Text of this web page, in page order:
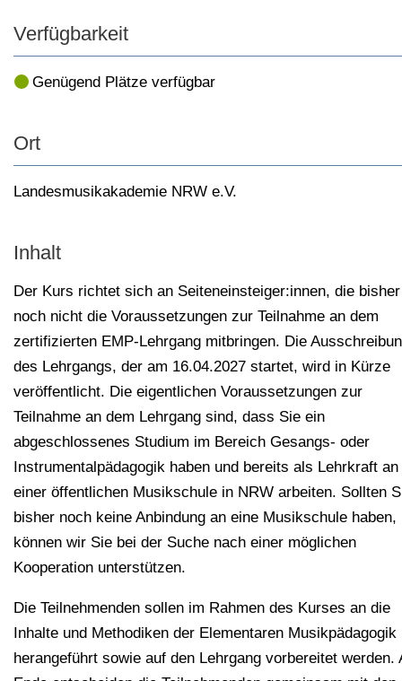
Verfügbarkeit
Genügend Plätze verfügbar
Ort
Landesmusikakademie NRW e.V.
Inhalt
Der Kurs richtet sich an Seiteneinsteiger:innen, die bisher
noch nicht die Voraussetzungen zur Teilnahme an dem
zertifizierten EMP-Lehrgang mitbringen. Die
des Lehrgangs, der am 16.04.2027 startet, wird in Kürze
veröffentlicht. Die eigentlichen Voraussetzungen zur
Teilnahme an dem Lehrgang sind, dass Sie ein
abgeschlossenes Studium im Bereich Gesangs- oder
Instrumentalpädagogik haben und bereits als Lehrkraft an
einer öffentlichen Musikschule in NRW arbeiten. Sollten
bisher noch keine Anbindung an eine Musikschule haben,
können wir Sie bei der Suche nach einer möglichen
Kooperation unterstützen.
Die Teilnehmenden sollen im Rahmen des Kurses an die
Inhalte und Methodiken der Elementaren Musikpädagogik
herangeführt sowie auf den Lehrgang vorbereitet werden.